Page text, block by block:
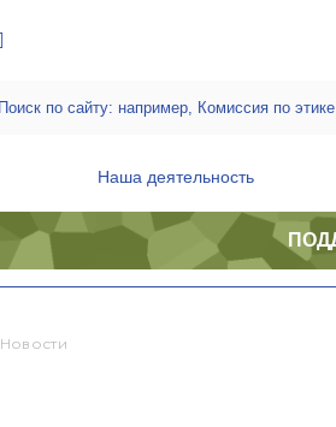
Наша деятельность
Новости